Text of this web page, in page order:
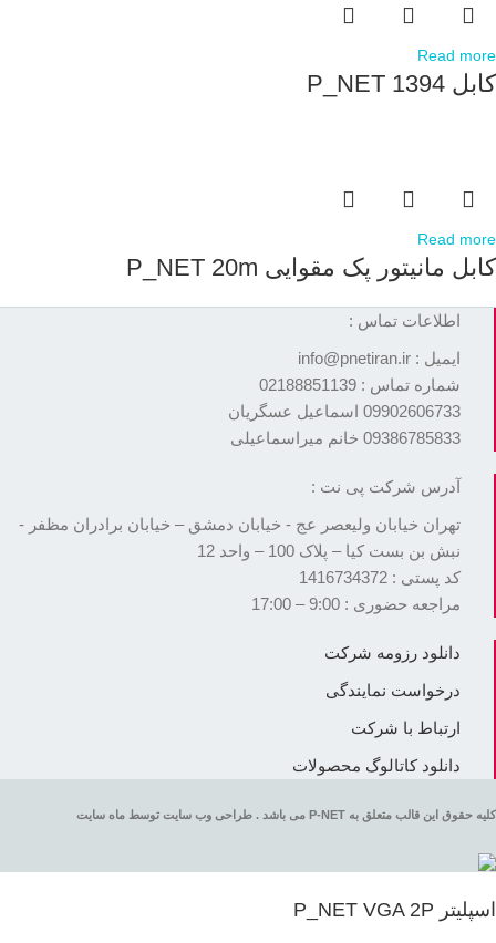
Read more
کابل P_NET 1394
Read more
کابل مانیتور پک مقوایی P_NET 20m
اطلاعات تماس :
ایمیل : info@pnetiran.ir
شماره تماس : 02188851139
09902606733 اسماعیل عسگریان
09386785833 خانم میراسماعیلی
آدرس شرکت پی نت :
تهران خیابان ولیعصر عج - خیابان دمشق – خیابان برادران مظفر -
نبش بن بست کیا – پلاک 100 – واحد 12
کد پستی : 1416734372
مراجعه حضوری : 9:00 – 17:00
دانلود رزومه شرکت
درخواست نمایندگی
ارتباط با شرکت
دانلود کاتالوگ محصولات
کلیه حقوق این قالب متعلق به P-NET می باشد . طراحی وب سایت توسط ماه سایت
اسپلیتر P_NET VGA 2P